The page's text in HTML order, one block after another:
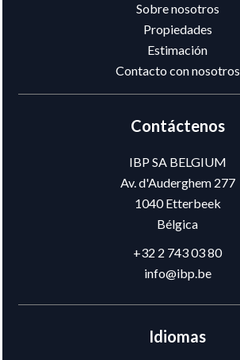
Sobre nosotros
Propiedades
Estimación
Contacto con nosotros
Contáctenos
IBP SA BELGIUM
Av. d'Auderghem 277
1040Etterbeek
Bélgica
+32 2 743 03 80
info@ibp.be
Idiomas